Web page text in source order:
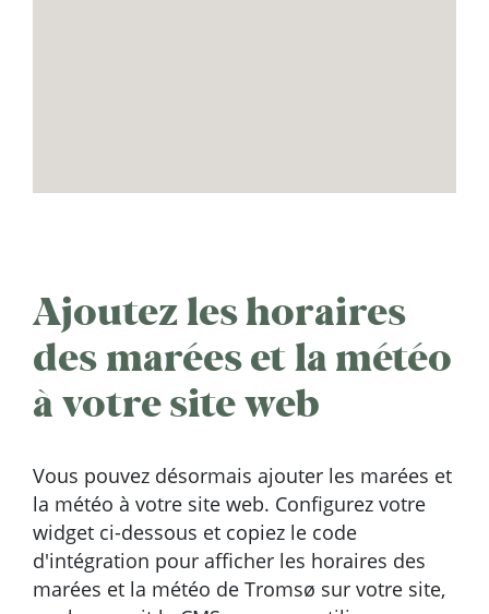
Ajoutez les horaires
des marées et la météo
à votre site web
Vous pouvez désormais ajouter les marées et
la météo à votre site web. Configurez votre
widget ci-dessous et copiez le code
d'intégration pour afficher les horaires des
marées et la météo de Tromsø sur votre site,